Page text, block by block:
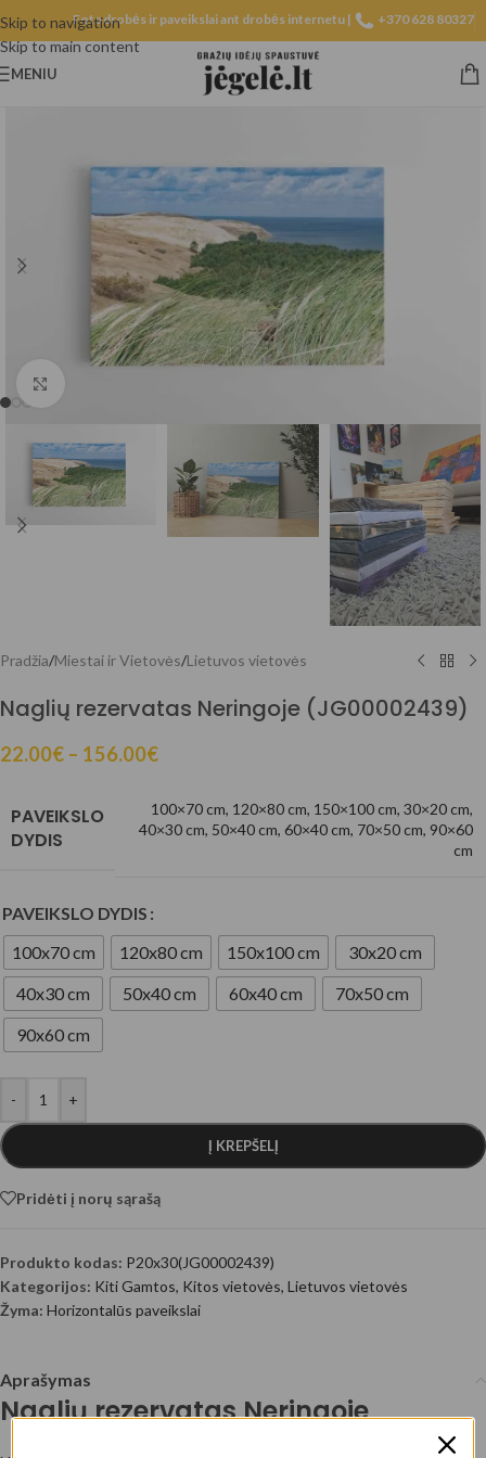
Skip to navigation
Skip to main content
Fotodrobės ir paveikslai ant drobės internetu | +370 628 80327
MENIU
Pradžia/Miestai ir Vietovės/Lietuvos vietovės
Naglių rezervatas Neringoje (JG00002439)
22.00€ – 156.00€
PAVEIKSLO
DYDIS
100×70 cm, 120×80 cm, 150×100 cm, 30×20 cm,
40×30 cm, 50×40 cm, 60×40 cm, 70×50 cm, 90×60
cm
PAVEIKSLO DYDIS
100x70 cm
120x80 cm 150x100 cm
30x20 cm
40x30 cm
50x40 cm 60x40 cm
70x50 cm
90x60 cm
- +
Į KREPŠELĮ
Pridėti į norų sąrašą
Produkto kodas: P20x30(JG00002439)
Kategorijos: Kiti Gamtos, Kitos vietovės, Lietuvos vietovės
Žyma: Horizontalūs paveikslai
Aprašymas
Naglių rezervatas Neringoje